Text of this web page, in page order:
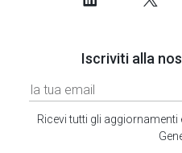
Iscriviti alla
Ricevi tutti gli